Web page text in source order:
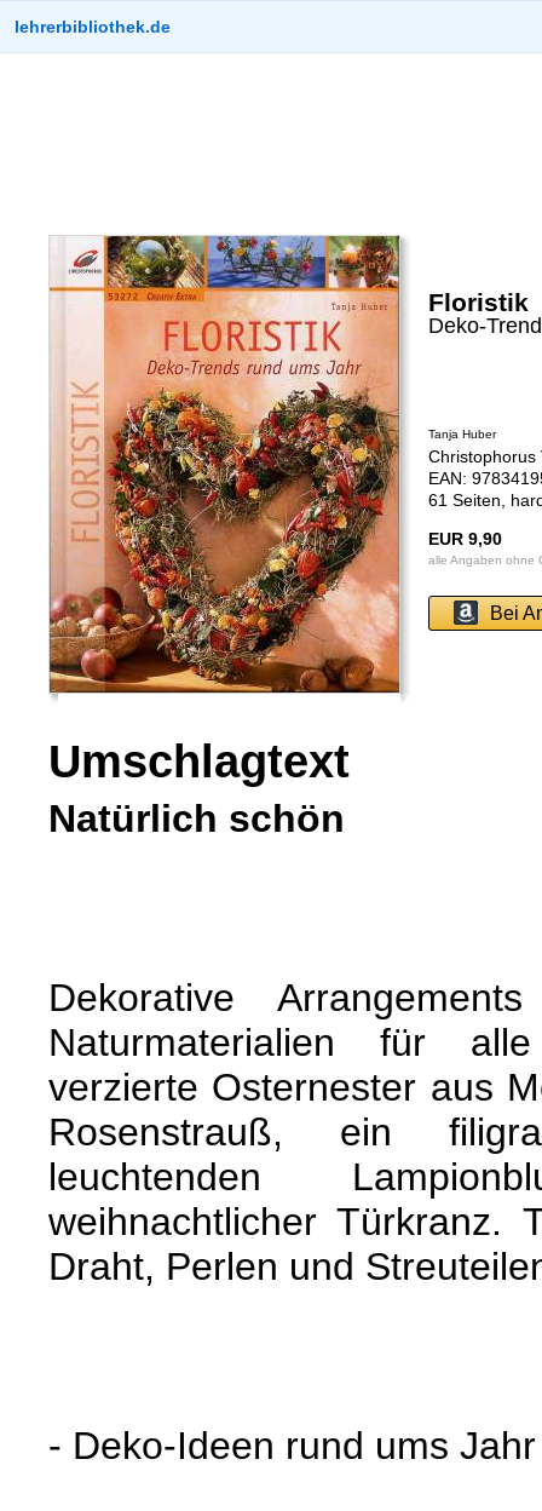
lehrerbibliothek.de
Floristik
Deko-
Tanja Huber
Christophorus
EAN:
61 Seiten,
EUR 9,90
alle Angaben ohne
Bei
Umschlagtext
Natürlich schön
Dekorative
Naturmaterialien für
verzierte Osternester aus
Rosenstrauß, ein
leuchtenden
weihnachtlicher Türkranz.
Draht, Perlen und
- Deko-Ideen rund ums Jahr